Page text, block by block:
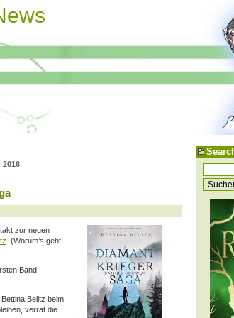
2016
zur neuen
. (Worum’s geht,
Band –
Belitz beim
verrät die